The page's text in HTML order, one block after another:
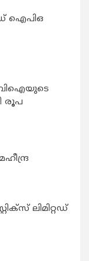
ഐപിഒ
രൂപ
ലിമിറ്റഡ്